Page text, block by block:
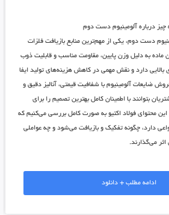
درباره آلومینیوم دست دوم
دست دوم، یکی از مهم‌ترین منابع بازیافت فلزات
به دلیل وزن پایین، مقاومت مناسب و قابلیت ذوب
دارد و نقش مهمی در کاهش هزینه‌های تولید ایفا
ضایعات آلومینیوم با شفافیت قیمتی، آنالیز دقیق و
بتوانند با اطمینان کامل بهترین تصمیم را برای
این محتوایفولاد اکتیوبه صورت کامل بررسی می‌کنیم که
دارد، چگونه تفکیک و بازیافت می‌شود و چه عواملی
اثر می‌گذارند.
ادامه مطلب + دانلود